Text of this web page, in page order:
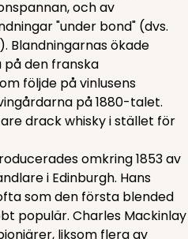
och av
"under bond" (dvs.
Blandningarnas ökade
den franska
följde på vinlusens
på 1880-talet.
drack whisky i stället för
omkring 1853 av
i Edinburgh. Hans
som den första blended
populär. Charles Mackinlay
liksom flera av